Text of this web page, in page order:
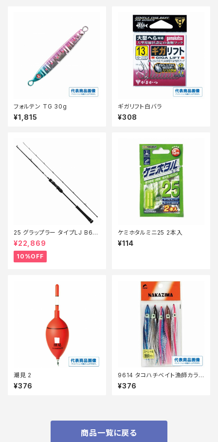
フォルテン TG 30g
¥1,815
ギガリフト白バラ
¥308
25 グラップラー タイプLJ B63-
3【継続セール_ロッド】【10】
¥22,869
10%OFF
ケミホタルミニ25 2本入
¥114
潮見 2
¥376
9614 タコハチベイト漁師カラ
ー2.0アソート
¥376
商品一覧に戻る